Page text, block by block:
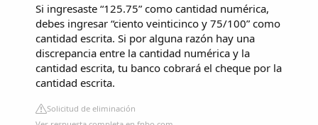
Si ingresaste “125.75” como cantidad numérica,
debes ingresar “ciento veinticinco y 75/100” como
cantidad escrita. Si por alguna razón hay una
discrepancia entre la cantidad numérica y la
cantidad escrita, tu banco cobrará el cheque por la
cantidad escrita.
Solicitud de eliminación